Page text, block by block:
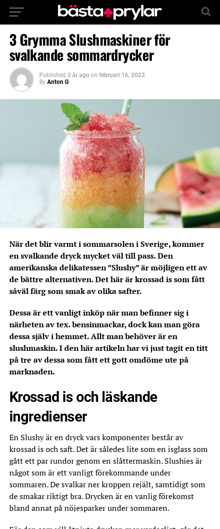
3 Grymma Slushmaskiner för
svalkande sommardrycker
Published 3 år ago on februari 16, 2023
By Anton G
När det blir varmt i sommarsolen i Sverige, kommer
en svalkande dryck mycket väl till pass. Den
amerikanska delikatessen ”Slushy” är möjligen ett av
de bättre alternativen. Det här är krossad is som fått
såväl färg som smak av olika safter.
Dessa är ett vanligt inköp när man befinner sig i
närheten av tex. bensinmackar, dock kan man göra
dessa själv i hemmet. Allt man behöver är en
slushmaskin. I den här artikeln har vi just tagit en titt
på tre av dessa som fått ett gott omdöme ute på
marknaden.
Krossad is och läskande
ingredienser
En Slushy är en dryck vars komponenter består av
krossad is och saft. Det är således lite som en isglass som
gått ett par rundor genom en slåttermaskin. Slushies är
något som är ett vanligt förekommande under
sommaren. De svalkar ner kroppen rejält, samtidigt som
de smakar riktigt bra. Drycken är en vanlig förekomst
bland annat på nöjesparker under sommaren.